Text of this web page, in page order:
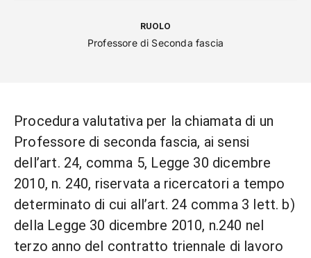
RUOLO
Professore di Seconda fascia
Procedura valutativa per la chiamata di un
Professore di seconda fascia, ai sensi
dell’art. 24, comma 5, Legge 30 dicembre
2010, n. 240, riservata a ricercatori a tempo
determinato di cui all’art. 24 comma 3 lett. b)
della Legge 30 dicembre 2010, n.240 nel
terzo anno del contratto triennale di lavoro